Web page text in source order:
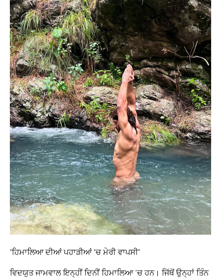
‘ਹਿਮਾਲਿਆ ਦੀਆਂ ਪਹਾੜੀਆਂ ‘ਚ ਮੇਰੀ ਵਾਪਸੀ’
ਵਿਦਯੁਤ ਜਾਮਵਾਲ ਇਨ੍ਹੀਂ ਦਿਨੀਂ ਹਿਮਾਲਿਆ ‘ਚ ਹਨ। ਜਿੱਥੋਂ ਉਨ੍ਹਾਂ ਤਿੰਨ